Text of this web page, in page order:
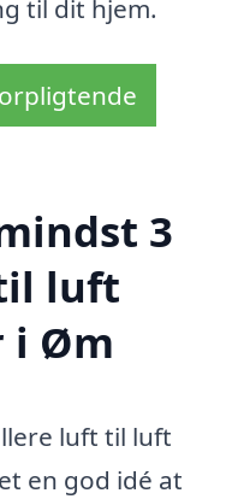
til dit hjem.
3
luft
i Øm
luft til luft
en god idé at